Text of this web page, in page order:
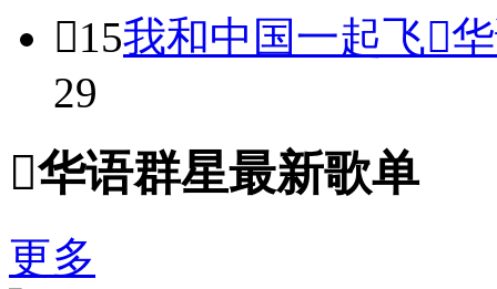
15我和中国一起飞
29
华语群星最新歌单
更多